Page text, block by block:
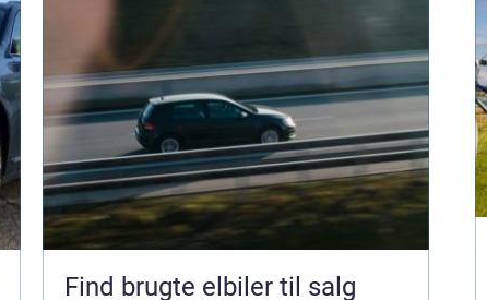
Find brugte elbiler til salg